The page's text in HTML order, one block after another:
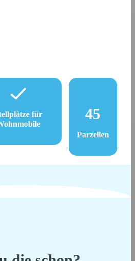
für
45
Parzellen